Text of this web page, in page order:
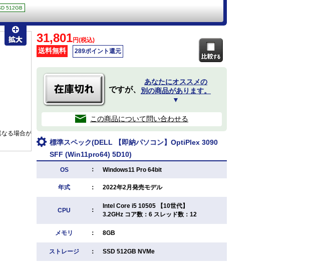
512GB
る場合が
31,801円(税込)
送料無料 289ポイント還元
ですが、
あなたにオススメの
別の商品があります。
▼
この商品について問い合わせる
標準スペック(DELL 【即納パソコン】OptiPlex 3090
SFF (Win11pro64) 5D10)
OS ： Windows11 Pro 64bit
年式 ： 2022年2月発売モデル
CPU ：
Intel Core i5 10505 【10世代】
3.2GHz コア数：6 スレッド数：12
メモリ ： 8GB
ストレージ ： SSD 512GB NVMe